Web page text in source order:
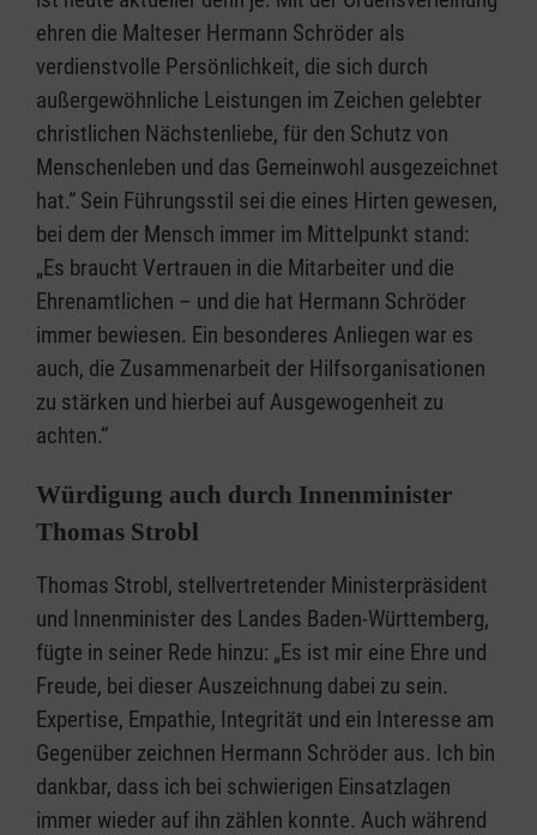
ehren die Malteser Hermann Schröder als
verdienstvolle Persönlichkeit, die sich durch
außergewöhnliche Leistungen im Zeichen gelebter
christlichen Nächstenliebe, für den Schutz von
Menschenleben und das Gemeinwohl ausgezeichnet
hat.“ Sein Führungsstil sei die eines Hirten gewesen,
bei dem der Mensch immer im Mittelpunkt stand:
„Es braucht Vertrauen in die Mitarbeiter und die
Ehrenamtlichen – und die hat Hermann Schröder
immer bewiesen. Ein besonderes Anliegen war es
auch, die Zusammenarbeit der Hilfsorganisationen
zu stärken und hierbei auf Ausgewogenheit zu
achten.“
Würdigung auch durch Innenminister
Thomas Strobl
Thomas Strobl, stellvertretender Ministerpräsident
und Innenminister des Landes Baden-Württemberg,
fügte in seiner Rede hinzu: „Es ist mir eine Ehre und
Freude, bei dieser Auszeichnung dabei zu sein.
Expertise, Empathie, Integrität und ein Interesse am
Gegenüber zeichnen Hermann Schröder aus. Ich bin
dankbar, dass ich bei schwierigen Einsatzlagen
immer wieder auf ihn zählen konnte. Auch während